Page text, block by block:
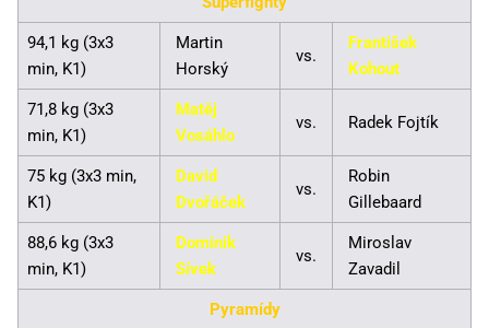
94,1 kg (3x3
min, K1)
Martin
Horský
vs.
František
Kohout
71,8 kg (3x3
min, K1)
Matěj
Vosáhlo
vs. Radek Fojtík
75 kg (3x3 min,
K1)
David
Dvořáček
vs.
Robin
Gillebaard
88,6 kg (3x3
min, K1)
Dominik
Sívek
vs.
Miroslav
Zavadil
Pyramídy